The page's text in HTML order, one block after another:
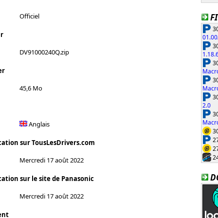
Officiel
DV91000240Q.zip
45,6 Mo
Anglais
sur TousLesDrivers.com
Mercredi 17 août 2022
sur le site de Panasonic
Mercredi 17 août 2022
2.0